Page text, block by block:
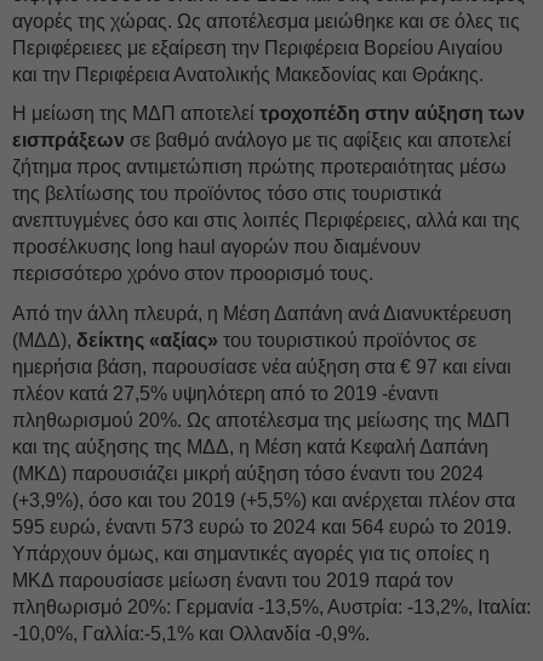
αγορές της χώρας. Ως αποτέλεσμα μειώθηκε και σε όλες τις
Περιφέρειεες με εξαίρεση την Περιφέρεια Βορείου Αιγαίου
και την Περιφέρεια Ανατολικής Μακεδονίας και Θράκης.
Η μείωση της ΜΔΠ αποτελεί τροχοπέδη στην αύξηση των
εισπράξεων σε βαθμό ανάλογο με τις αφίξεις και αποτελεί
ζήτημα προς αντιμετώπιση πρώτης προτεραιότητας μέσω
της βελτίωσης του προϊόντος τόσο στις τουριστικά
ανεπτυγμένες όσο και στις λοιπές Περιφέρειες, αλλά και της
προσέλκυσης long haul αγορών που διαμένουν
περισσότερο χρόνο στον προορισμό τους.
Από την άλλη πλευρά, η Μέση Δαπάνη ανά Διανυκτέρευση
(ΜΔΔ), δείκτης «αξίας» του τουριστικού προϊόντος σε
ημερήσια βάση, παρουσίασε νέα αύξηση στα € 97 και είναι
πλέον κατά 27,5% υψηλότερη από το 2019 -έναντι
πληθωρισμού 20%. Ως αποτέλεσμα της μείωσης της ΜΔΠ
και της αύξησης της ΜΔΔ, η Μέση κατά Κεφαλή Δαπάνη
(ΜΚΔ) παρουσιάζει μικρή αύξηση τόσο έναντι του 2024
(+3,9%), όσο και του 2019 (+5,5%) και ανέρχεται πλέον στα
595 ευρώ, έναντι 573 ευρώ το 2024 και 564 ευρώ το 2019.
Υπάρχουν όμως, και σημαντικές αγορές για τις οποίες η
ΜΚΔ παρουσίασε μείωση έναντι του 2019 παρά τον
πληθωρισμό 20%: Γερμανία -13,5%, Αυστρία: -13,2%, Ιταλία:
-10,0%, Γαλλία:-5,1% και Ολλανδία -0,9%.